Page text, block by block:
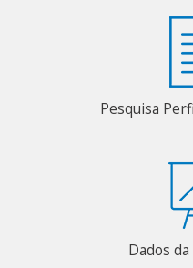
Pesquisa
Dados